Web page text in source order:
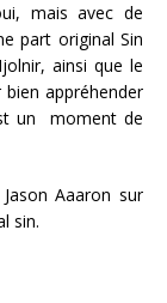
mais avec de
part original Sin
ainsi que le
appréhender
un moment de
Aaaron sur
sin.